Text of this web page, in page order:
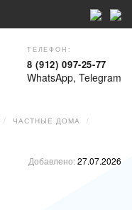
ТЕЛЕФОН:
8 (912) 097-25-77
WhatsApp, Telegram
ЧАСТНЫЕ ДОМА
Добавлено:27.07.2026